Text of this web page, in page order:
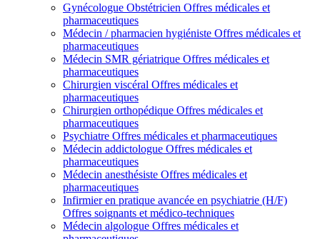
Gynécologue Obstétricien Offres médicales et
pharmaceutiques
Médecin / pharmacien hygiéniste Offres médicales et
pharmaceutiques
Médecin SMR gériatrique Offres médicales et
pharmaceutiques
Chirurgien viscéral Offres médicales et
pharmaceutiques
Chirurgien orthopédique Offres médicales et
pharmaceutiques
Psychiatre Offres médicales et pharmaceutiques
Médecin addictologue Offres médicales et
pharmaceutiques
Médecin anesthésiste Offres médicales et
pharmaceutiques
Infirmier en pratique avancée en psychiatrie (H/F)
Offres soignants et médico-techniques
Médecin algologue Offres médicales et